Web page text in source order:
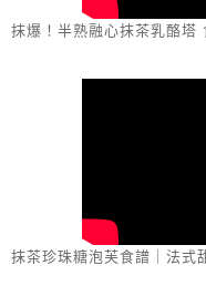
抹爆！半熟融心抹茶乳酪塔
抹茶珍珠糖泡芙食譜｜法式